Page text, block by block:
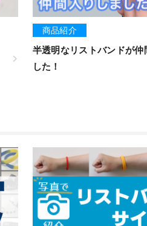
商品紹介
半透明なリストバンドが仲
した！